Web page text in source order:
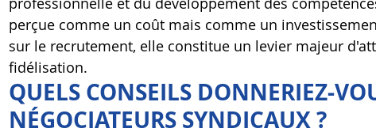
perçue comme un coût mais comme un
sur le recrutement, elle constitue un levier majeur
fidélisation.
QUELS CONSEILS DONNERIEZ-
NÉGOCIATEURS SYNDICAUX ?